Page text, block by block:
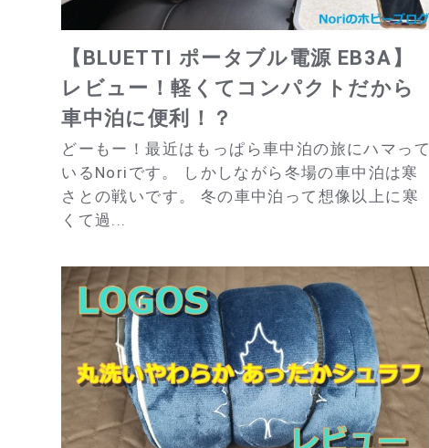
【BLUETTI ポータブル電源 EB3A】
レビュー！軽くてコンパクトだから
車中泊に便利！？
どーもー！最近はもっぱら車中泊の旅にハマって
いるNoriです。 しかしながら冬場の車中泊は寒
さとの戦いです。 冬の車中泊って想像以上に寒
くて過...